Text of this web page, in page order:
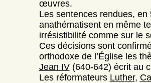
œuvres.
Les sentences rendues,
anathématisent en même
irrésistibilité comme sur le
Ces décisions sont
orthodoxe de l’Église les
Jean IV(640-642) écrit au
Les réformateurs Luther,